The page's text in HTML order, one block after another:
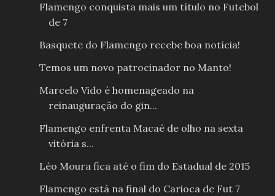
Flamengo conquista mais um título no Futebol
de 7
Basquete do Flamengo recebe boa notícia!
Temos um novo patrocinador no Manto!
Marcelo Vido é homenageado na
reinauguração do gin...
Flamengo enfrenta Macaé de olho na sexta
vitória s...
Léo Moura fica até o fim do Estadual de 2015
Flamengo está na final do Carioca de Fut 7